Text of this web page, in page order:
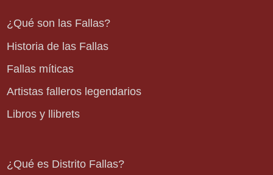
¿Qué son las Fallas?
Historia de las Fallas
Fallas míticas
Artistas falleros legendarios
Libros y llibrets
¿Qué es Distrito Fallas?